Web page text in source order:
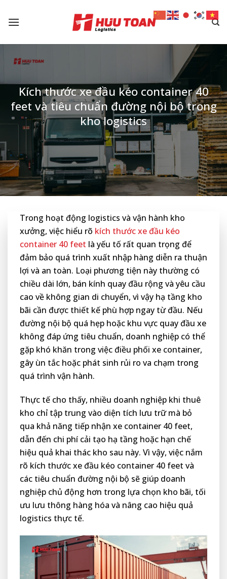
Kích thước xe đầu kéo container 40
feet và tiêu chuẩn đường nội bộ trong
kho logistics
Trong hoạt động logistics và vận hành kho
xưởng, việc hiểu rõ kích thước xe đầu kéo
container 40 feet là yếu tố rất quan trọng để
đảm bảo quá trình xuất nhập hàng diễn ra thuận
lợi và an toàn. Loại phương tiện này thường có
chiều dài lớn, bán kính quay đầu rộng và yêu cầu
cao về không gian di chuyển, vì vậy hạ tầng kho
bãi cần được thiết kế phù hợp ngay từ đầu. Nếu
đường nội bộ quá hẹp hoặc khu vực quay đầu xe
không đáp ứng tiêu chuẩn, doanh nghiệp có thể
gặp khó khăn trong việc điều phối xe container,
gây ùn tắc hoặc phát sinh rủi ro va chạm trong
quá trình vận hành.
Thực tế cho thấy, nhiều doanh nghiệp khi thuê
kho chỉ tập trung vào diện tích lưu trữ mà bỏ
qua khả năng tiếp nhận xe container 40 feet,
dẫn đến chi phí cải tạo hạ tầng hoặc hạn chế
hiệu quả khai thác kho sau này. Vì vậy, việc nắm
rõ kích thước xe đầu kéo container 40 feet và
các tiêu chuẩn đường nội bộ sẽ giúp doanh
nghiệp chủ động hơn trong lựa chọn kho bãi, tối
ưu lưu thông hàng hóa và nâng cao hiệu quả
logistics thực tế.